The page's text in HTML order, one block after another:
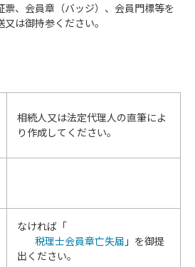
票、会員章（バッジ）、会員門標等を
は御持参ください。
相続人又は法定代理人の直筆によ
り作成してください。
なければ「
税理士会員章亡失届 」を御提
出ください。